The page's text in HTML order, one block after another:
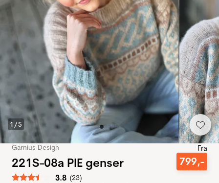
1 /5
Garnius Design
221S-08a PIE genser
Gjennomsnittskarakter:
3.8 (stemmer:
23)
Fra
799,-